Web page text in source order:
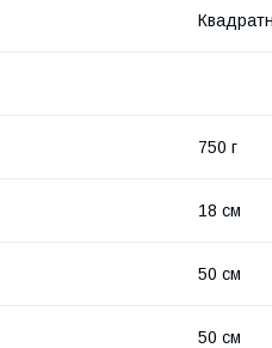
750 г
18 см
50 см
50 см